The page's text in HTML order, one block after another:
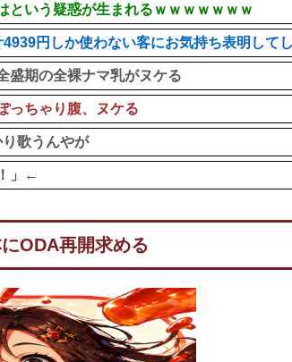
という疑惑が生まれるｗｗｗｗｗｗｗ
4939円しか使わない客にお気持ち表明して
盛期の全裸ナマ乳がヌケる
っちゃり腹、ヌケる
歌うんやが
」←
ODA再開求める